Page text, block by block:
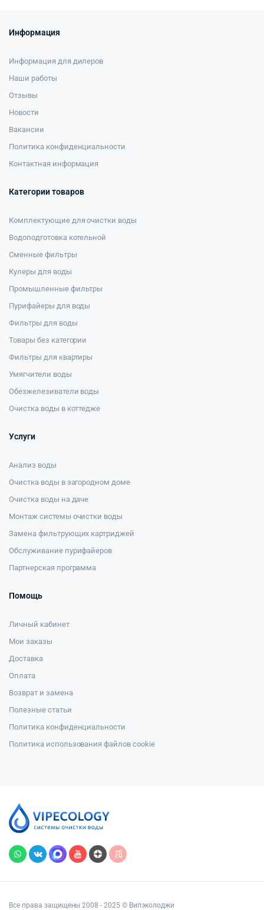
Информация
Информация для дилеров
Наши работы
Отзывы
Новости
Вакансии
Политика конфиденциальности
Контактная информация
Категории товаров
Комплектующие для очистки воды
Водоподготовка котельной
Сменные фильтры
Кулеры для воды
Промышленные фильтры
Пурифайеры для воды
Фильтры для воды
Товары без категории
Фильтры для квартиры
Умягчители воды
Обезжелезиватели воды
Очистка воды в коттедже
Услуги
Анализ воды
Очистка воды в загородном доме
Очистка воды на даче
Монтаж системы очистки воды
Замена фильтрующих картриджей
Обслуживание пурифайеров
Партнерская программа
Помощь
Личный кабинет
Мои заказы
Доставка
Оплата
Возврат и замена
Полезные статьи
Политика конфиденциальности
Политика использования файлов cookie
Все права защищены 2008 - 2025 © Випэколоджи